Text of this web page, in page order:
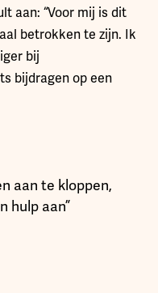
aan: “Voor mij is dit
betrokken te zijn. Ik
bij
bijdragen op een
aan te kloppen,
hulp aan”